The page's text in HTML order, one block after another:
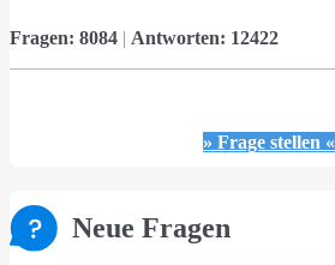
Fragen: 8084 | Antworten: 12422
» Frage stellen «
Neue Fragen